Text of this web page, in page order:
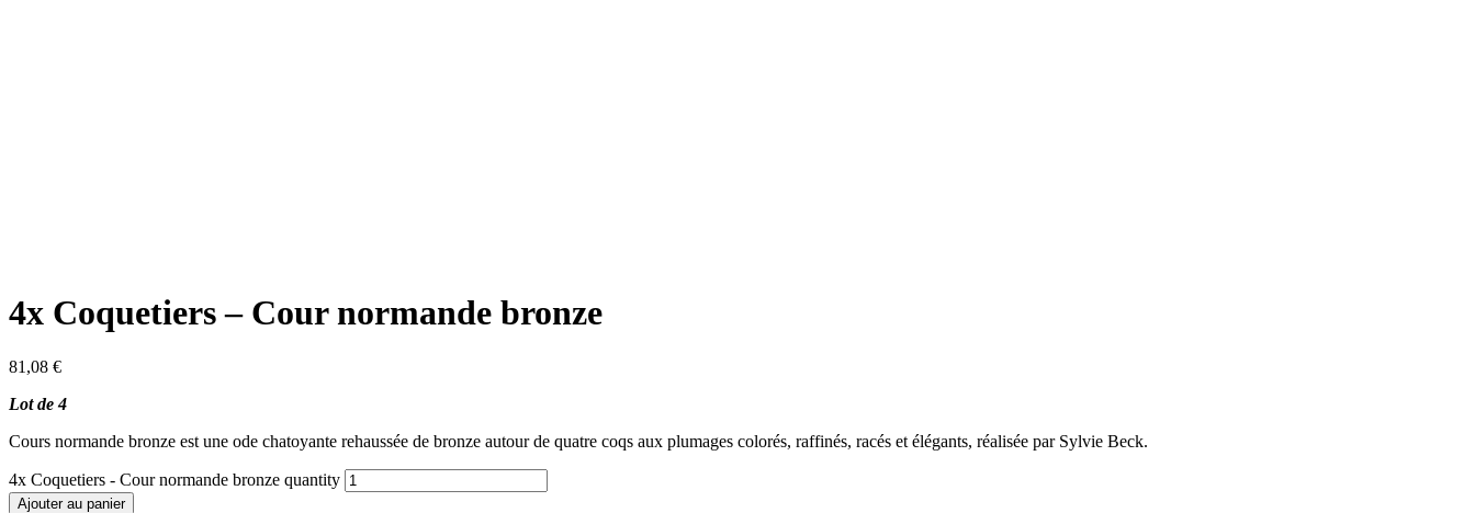
4x Coquetiers – Cour normande bronze
81,08 €
Lot de 4
Cours normande bronze est une ode chatoyante rehaussée de bronze autour de quatre coqs aux plumages colorés, raffinés, racés et élégants, réalisée par Sylvie Beck.
4x Coquetiers - Cour normande bronze quantity
Ajouter au panier